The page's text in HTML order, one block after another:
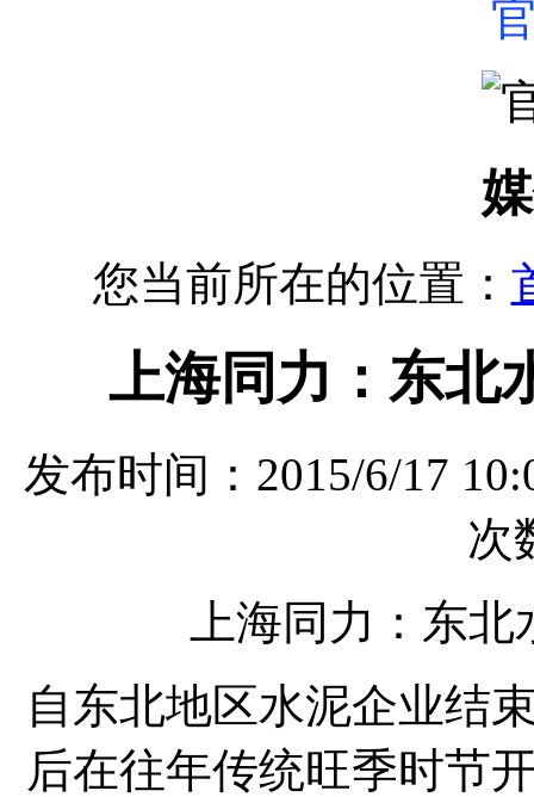
您当前所在的位置：
上海同力：东北
发布时间：2015/6/17
次
上海同力：东
自东北地区水泥企业结
后在往年传统旺季时节